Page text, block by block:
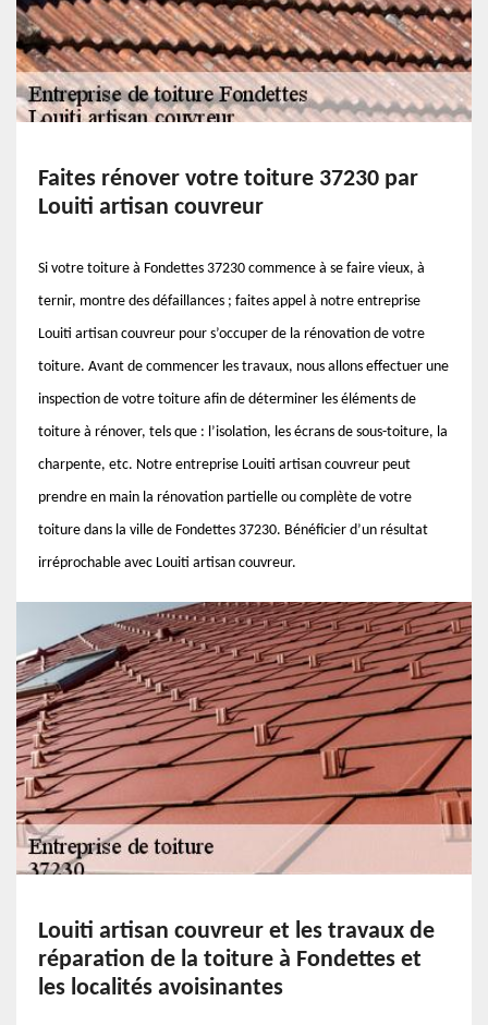
Faites rénover votre toiture 37230 par
Louiti artisan couvreur
Si votre toiture à Fondettes 37230 commence à se faire vieux, à
ternir, montre des défaillances ; faites appel à notre entreprise
Louiti artisan couvreur pour s’occuper de la rénovation de votre
toiture. Avant de commencer les travaux, nous allons effectuer une
inspection de votre toiture afin de déterminer les éléments de
toiture à rénover, tels que : l’isolation, les écrans de sous-toiture, la
charpente, etc. Notre entreprise Louiti artisan couvreur peut
prendre en main la rénovation partielle ou complète de votre
toiture dans la ville de Fondettes 37230. Bénéficier d’un résultat
irréprochable avec Louiti artisan couvreur.
Louiti artisan couvreur et les travaux de
réparation de la toiture à Fondettes et
les localités avoisinantes